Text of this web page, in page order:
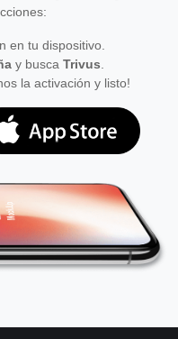
en tu dispositivo.
y busca Trivus
la activación y listo!